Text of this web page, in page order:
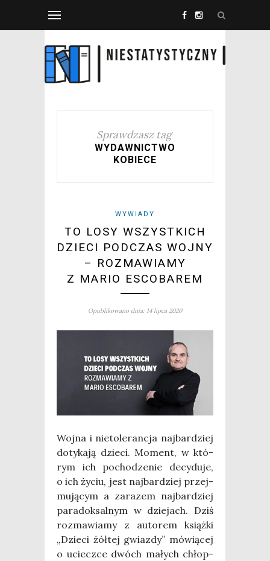
Sprawdzasz tag
WYDAWNICTWO
KOBIECE
WYWIADY
TO LOSY WSZYSTKICH
DZIECI PODCZAS WOJNY
– ROZMAWIAMY
Z MARIO ESCOBAREM
Opublikowano dnia: 14 lipca 2020
Woj­na i nie­to­le­ran­cja naj­bar­dziej
doty­ka­ją dzie­ci. Moment, w któ­
rym ich pocho­dze­nie decy­du­je,
o ich życiu, jest naj­bar­dziej przej­
mu­ją­cym a zara­zem naj­bar­dziej
para­dok­sal­nym w dzie­jach. Dziś
roz­ma­wia­my z auto­rem książ­ki
„Dzie­ci żół­tej gwiaz­dy” mówią­cej
o uciecz­ce dwóch małych chłop­